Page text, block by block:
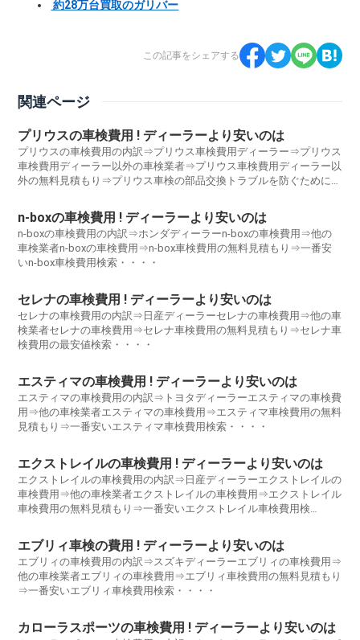
約28万台買取のガリバー
この記事をシェアする
関連ページ
プリウスの車検費用 ! ディーラーより安いのは
プリウスの車検費用の内訳⇒プリウス車検費用ディーラー⇒プリウス
車検費用ディーラー以外の車検業者⇒プリウス車検費用ディーラー以
外の無料見積もり⇒プリウス車検の部品交換トラブルを防ぐために知
n-boxの車検費用 ! ディーラーより安いのは
n-boxの車検費用の内訳⇒ホンダディーラーn-boxの車検費用⇒他の
車検業者n-boxの車検費用⇒n-box車検費用の無料見積もり⇒一番安
いn-box車検費用検索・・・・
セレナの車検費用 ! ディーラーより安いのは
セレナの車検費用の内訳⇒日産ディーラーセレナの車検費用⇒他の車
検業者セレナの車検費用⇒セレナ車検費用の無料見積もり⇒セレナ車
検費用の最安値検索・・・・
エスティマの車検費用 ! ディーラーより安いのは
エスティマの車検費用の内訳⇒トヨタディーラーエスティマの車検費
用⇒他の車検業者エスティマの車検費用⇒エスティマ車検費用の無料
見積もり⇒一番安いエスティマ車検費用検索・・・・
エクストレイルの車検費用 ! ディーラーより安いのは
エクストレイルの車検費用の内訳⇒日産ディーラーエクストレイルの
車検費用⇒他の車検業者エクストレイルの車検費用⇒エクストレイル
車検費用の無料見積もり⇒一番安いエクストレイル車検費用検
エブリィ車検の費用 ! ディーラーより安いのは
エブリィの車検費用の内訳⇒スズキディーラーエブリィの車検費用⇒
他の車検業者エブリィの車検費用⇒エブリィ車検費用の無料見積もり
⇒一番安いエブリィ車検費用検索・・・・
カローラスポーツの車検費用 ! ディーラーより安いのは